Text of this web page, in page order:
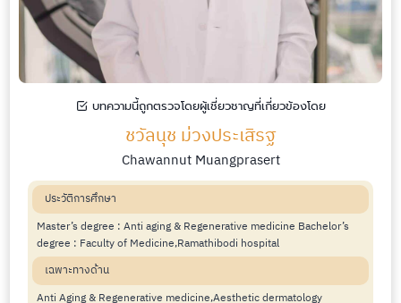
บทความนี้ถูกตรวจโดยผู้เชี่ยวชาญที่เกี่ยวข้องโดย
ชวัลนุช ม่วงประเสิรฐ
Chawannut Muangprasert
ประวัติการศึกษา
Master’s degree : Anti aging & Regenerative medicine Bachelor’s
degree : Faculty of Medicine,Ramathibodi hospital
เฉพาะทางด้าน
Anti Aging & Regenerative medicine,Aesthetic dermatology